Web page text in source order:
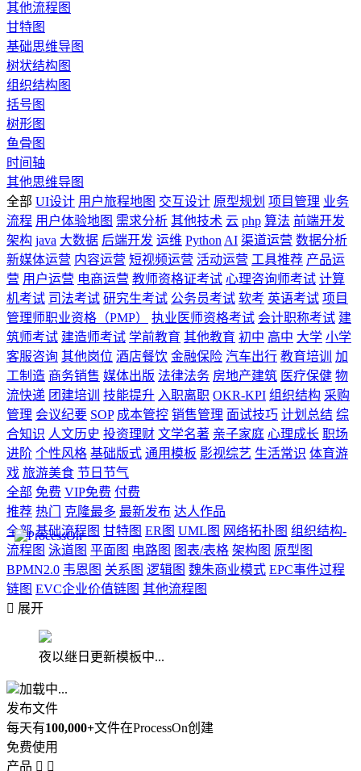
其他流程图
甘特图
基础思维导图
树状结构图
组织结构图
括号图
树形图
鱼骨图
时间轴
其他思维导图
全部 UI设计 用户旅程地图 交互设计 原型规划 项目管理 业务
流程 用户体验地图 需求分析 其他技术 云 php 算法 前端开发
架构 java 大数据 后端开发 运维 Python AI 渠道运营 数据分析
新媒体运营 内容运营 短视频运营 活动运营 工具推荐 产品运
营 用户运营 电商运营 教师资格证考试 心理咨询师考试 计算
机考试 司法考试 研究生考试 公务员考试 软考 英语考试 项目
管理师职业资格（PMP）
执业医师资格考试 会计职称考试 建
筑师考试 建造师考试 学前教育 其他教育 初中 高中 大学 小学
客服咨询 其他岗位 酒店餐饮 金融保险 汽车出行 教育培训
加
工制造 商务销售 媒体出版 法律法务 房地产建筑 医疗保健 物
流快递 团建培训 技能提升 入职离职 OKR-KPI 组织结构 采购
管理 会议纪要 SOP 成本管控 销售管理 面试技巧 计划总结 综
合知识 人文历史 投资理财 文学名著 亲子家庭 心理成长 职场
进阶 个性风格 基础版式 通用模板 影视综艺 生活常识 体育游
戏 旅游美食 节日节气
全部 免费 VIP免费 付费
推荐 热门 克隆最多 最新发布 达人作品
全部 基础流程图 甘特图 ER图 UML图 网络拓扑图 组织结构-
流程图 泳道图 平面图 电路图 图表/表格 架构图 原型图
BPMN2.0 韦恩图 关系图 逻辑图 魏朱商业模式 EPC事件过程
链图 EVC企业价值链图 其他流程图
 展开
夜以继日更新模板中...
加载中...
发布文件
每天有100,000+文件在ProcessOn创建
免费使用
产品  